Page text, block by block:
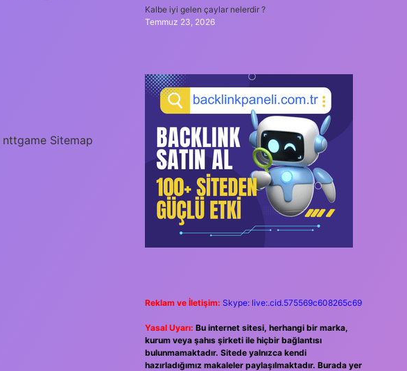
nttgame Sitemap
Kalbe iyi gelen çaylar nelerdir ?
Temmuz 23, 2026
Reklam ve İletişim: Skype: live:.cid.575569c608265c69
Yasal Uyarı: Bu internet sitesi, herhangi bir marka,
kurum veya şahıs şirketi ile hiçbir bağlantısı
bulunmamaktadır. Sitede yalnızca kendi
hazırladığımız makaleler paylaşılmaktadır. Burada yer